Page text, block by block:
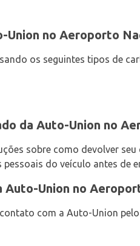
Union no Aeroporto
os seguintes tipos de
da Auto-Union no
sobre como devolver
do veículo antes de
Auto-Union no
com a Auto-Union